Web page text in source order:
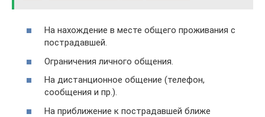
На нахождение в месте общего проживания с
пострадавшей.
Ограничения личного общения.
На дистанционное общение (телефон,
сообщения и пр.).
На приближение к пострадавшей ближе